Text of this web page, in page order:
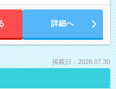
詳細へ
掲載日：2026.07.30